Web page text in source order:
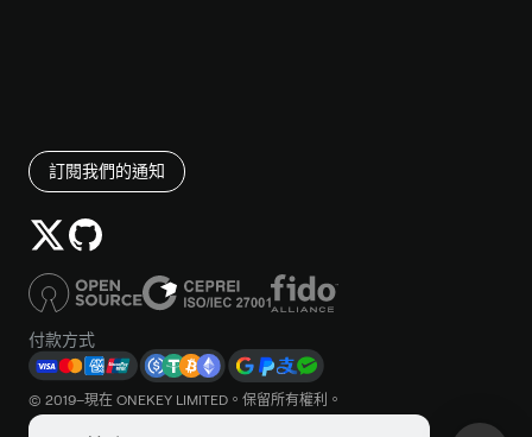
訂閱我們的通知
付款方式
© 2019–現在 ONEKEY LIMITED。保留所有權利。